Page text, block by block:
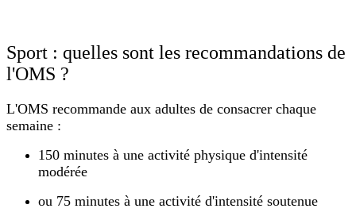
Sport : quelles sont les recommandations de
l'OMS ?
L'OMS recommande aux adultes de consacrer chaque
semaine :
150 minutes à une activité physique d'intensité
modérée
ou 75 minutes à une activité d'intensité soutenue